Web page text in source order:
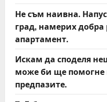
Не съм наивна.
град, намерих
апартамент.
Искам да споделя
може би ще помогне
предпазите.